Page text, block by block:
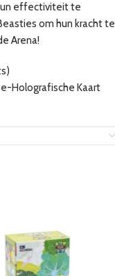
effectiviteit te
om hun kracht te
Arena!
Holografische Kaart